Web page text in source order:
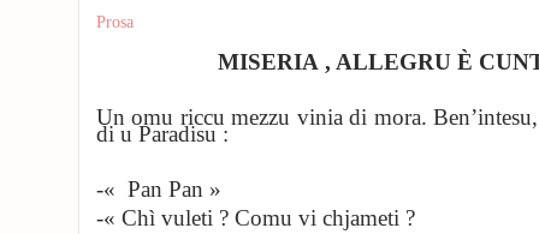
Prosa
MISERIA , ALLEGRU Ѐ
Un omu riccu mezzu vinia di mora.
di u Paradisu :
-« Pan Pan »
-« Chì vuleti ? Comu vi chjameti ?